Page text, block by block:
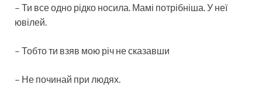
– Ти все одно рідко носила. Мамі потрібніша. У неї
ювілей.
– Тобто ти взяв мою річ не сказавши
– Не починай при людях.